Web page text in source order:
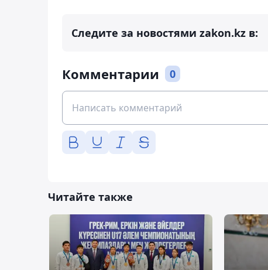
Следите за новостями zakon.kz в:
Комментарии 0
Читайте также